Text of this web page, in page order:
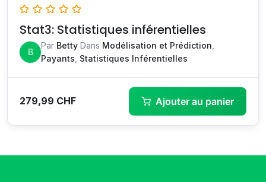
Stat3: Statistiques inférentielles
B
Par Betty Dans Modélisation et Prédiction
Payants Statistiques Inférentielles
279,99 CHF Ajouter au panier